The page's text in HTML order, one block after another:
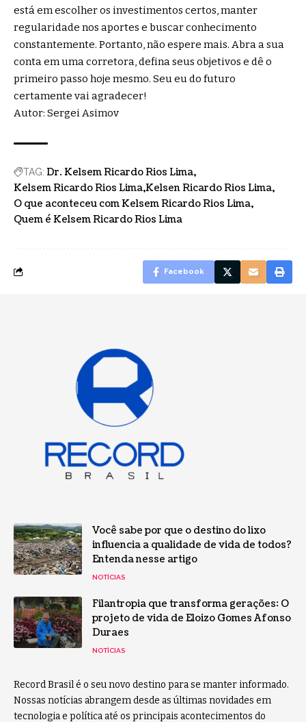
está em escolher os investimentos certos, manter
regularidade nos aportes e buscar conhecimento
constantemente. Portanto, não espere mais. Abra a sua
conta em uma corretora, defina seus objetivos e dê o
primeiro passo hoje mesmo. Seu eu do futuro
certamente vai agradecer!
Autor: Sergei Asimov
TAG: Dr. Kelsem Ricardo Rios Lima
Kelsem Ricardo Rios Lima Kelsen Ricardo Rios Lima
O que aconteceu com Kelsem Ricardo Rios Lima
Quem é Kelsem Ricardo Rios Lima
Facebook
Você sabe por que o destino do lixo
influencia a qualidade de vida de todos?
Entenda nesse artigo
NOTÍCIAS
Filantropia que transforma gerações: O
projeto de vida de Eloizo Gomes Afonso
Duraes
NOTÍCIAS
Record Brasil é o seu novo destino para se manter informado.
Nossas notícias abrangem desde as últimas novidades em
tecnologia e política até os principais acontecimentos do